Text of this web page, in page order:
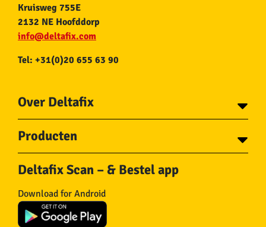
Kruisweg 755E
2132 NE Hoofddorp
info@deltafix.com
Tel: +31(0)20 655 63 90
Over Deltafix
Voor gemeentes
Over Deltafix
Producten
Schroeven
Bouten
Draadnagels
Pluggen
Ketting en Toebehoren
Deltafix Scan – & Bestel app
Download for Android